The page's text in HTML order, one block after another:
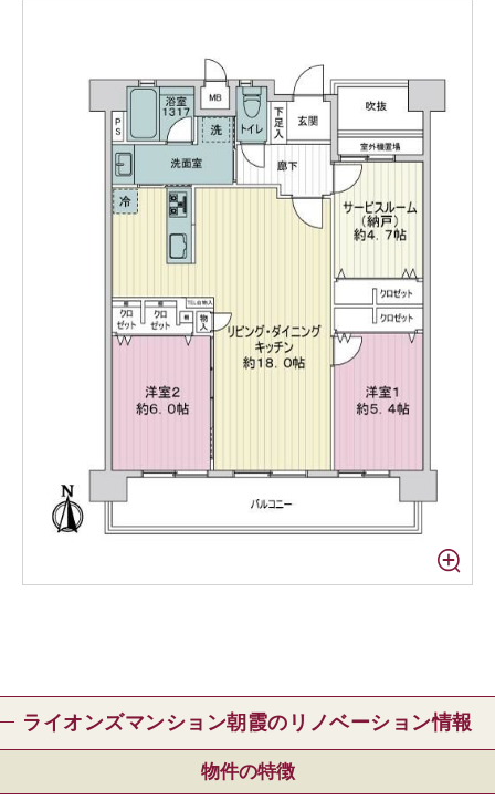
ライオンズマンション朝霞のリノベーション情報
物件の特徴